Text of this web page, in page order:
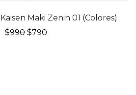
Maki Zenin 01 (Colores)
$990 El
$790